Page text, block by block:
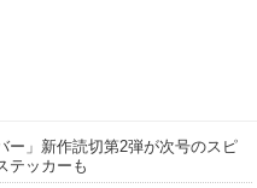
ー」新作読切第2弾が次号のスピ
テッカーも